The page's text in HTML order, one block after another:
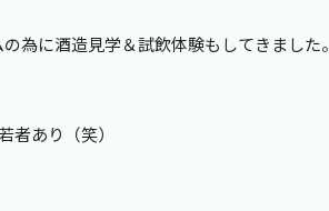
為に酒造見学＆試飲体験もしてきました。
あり（笑）